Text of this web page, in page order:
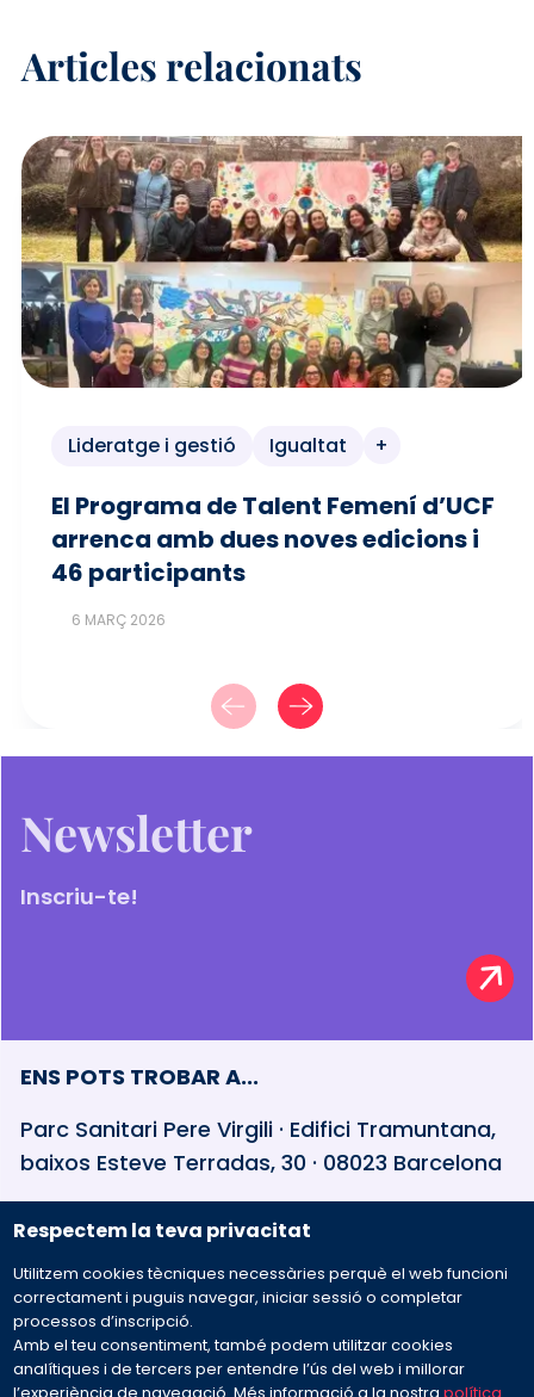
Respectem la teva privacitat
Utilitzem cookies tècniques necessàries perquè el web funcioni
correctament i puguis navegar, iniciar sessió o completar
processos d’inscripció.
Amb el teu consentiment, també podem utilitzar cookies
analítiques i de tercers per entendre l’ús del web i millorar
Articles relacionats
Lideratge i gestió Igualtat +
El Programa de Talent Femení d’UCF
arrenca amb dues noves edicions i
46 participants
6 MARÇ 2026
Newsletter
Inscriu-te!
ENS POTS TROBAR A...
Parc Sanitari Pere Virgili · Edifici Tramuntana,
baixos Esteve Terradas, 30 · 08023 Barcelona
932 594 381
Preguntes freqüents
Envia'ns el teu missatge